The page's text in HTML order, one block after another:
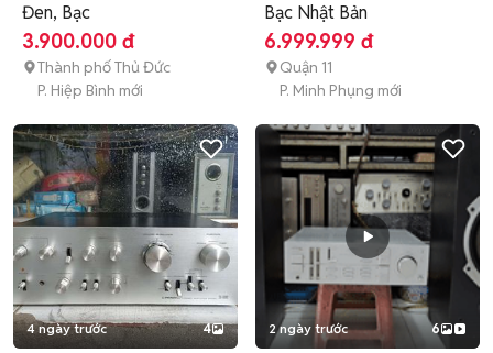
Đen, Bạc
3.900.000 đ
Thành phố Thủ Đức
P. Hiệp Bình mới
Bạc Nhật Bản
6.999.999 đ
Quận 11
P. Minh Phụng mới
4 ngày trước 4 2 ngày trước 6